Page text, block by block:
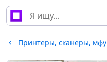
Принтеры, сканеры, мфу